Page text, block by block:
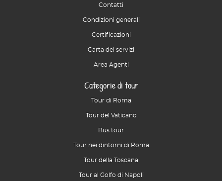
Contatti
Condizioni generali
Certificazioni
Carta dei servizi
Area Agenti
Categorie di tour
Tour di Roma
Tour del Vaticano
Bus tour
Tour nei dintorni di Roma
Tour della Toscana
Tour al Golfo di Napoli